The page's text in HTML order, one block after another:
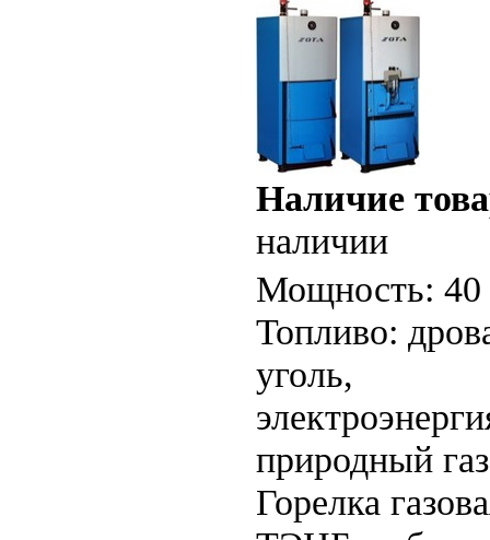
Наличие
наличии
Мощность: 40
Топливо:
уголь,
природный газ
Горелка